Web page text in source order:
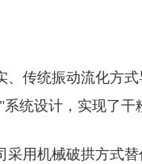
、传统振动流化方
统设计，实现了干
采用机械破拱方式